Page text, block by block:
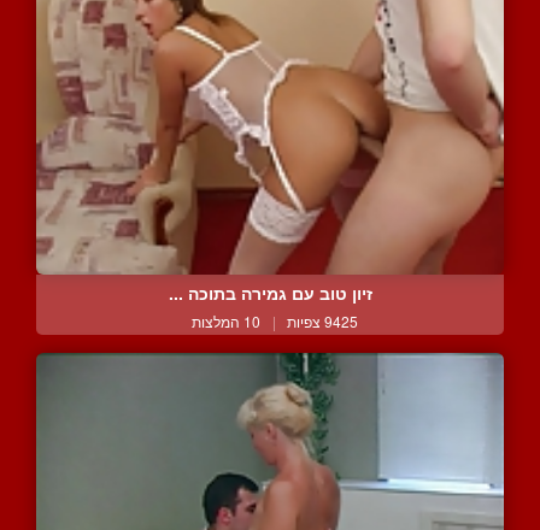
זיון טוב עם גמירה בתוכה ...
9425 צפיות | 10 המלצות